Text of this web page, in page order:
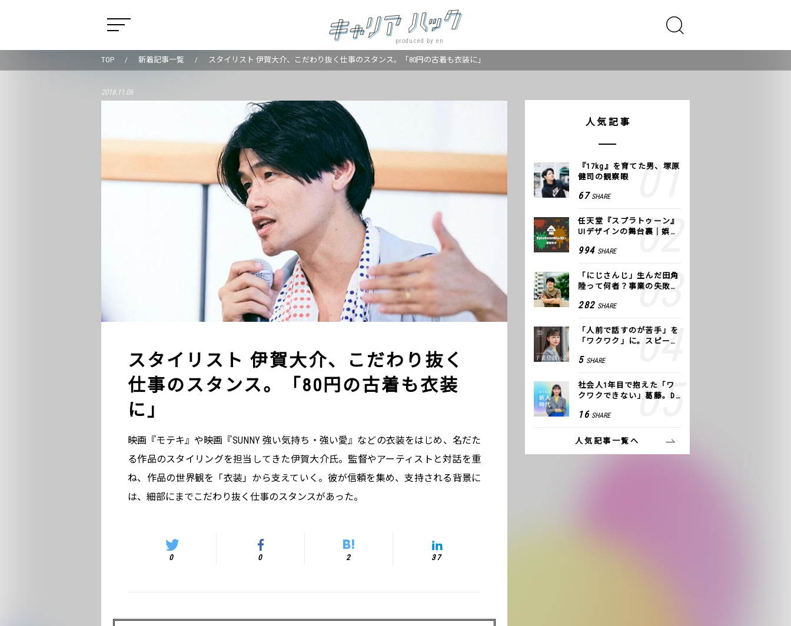
produced by en
TOP 新着記事一覧 スタイリスト 伊賀大介、こだわり抜く仕事のスタンス。「80円の古着も衣装に」
2018.11.06
スタイリスト 伊賀大介、こだわり抜く
仕事のスタンス。「80円の古着も衣装
に」
映画『モテキ』や映画『SUNNY 強い気持ち・強い愛』などの衣装をはじめ、名だた
る作品のスタイリングを担当してきた伊賀大介氏。監督やアーティストと対話を重
ね、作品の世界観を「衣装」から支えていく。彼が信頼を集め、支持される背景に
は、細部にまでこだわり抜く仕事のスタンスがあった。
0 0 2 37
人気記事
『17kg』を育てた男、塚原
健司の観察眼
67 SHARE
任天堂『スプラトゥーン』
UIデザインの舞台裏｜娯楽
994 SHARE
「にじさんじ」生んだ田角
陸って何者？事業の失敗
COLOR
282 SHARE
「人前で話すのが苦手」を
「ワクワク」に。スピーチ
方トレーニング」に込めた
5 SHARE
社会人1年目で抱えた「ワ
クワクできない」葛藤。De
つけた、私の生きる道
16 SHARE
人気記事一覧へ